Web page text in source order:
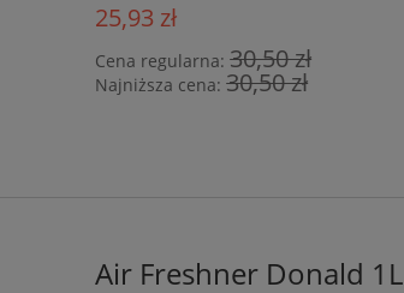
25,93 zł
Cena regularna:30,50 zł
Najniższa cena:30,50 zł
Air Freshner Donald 1L